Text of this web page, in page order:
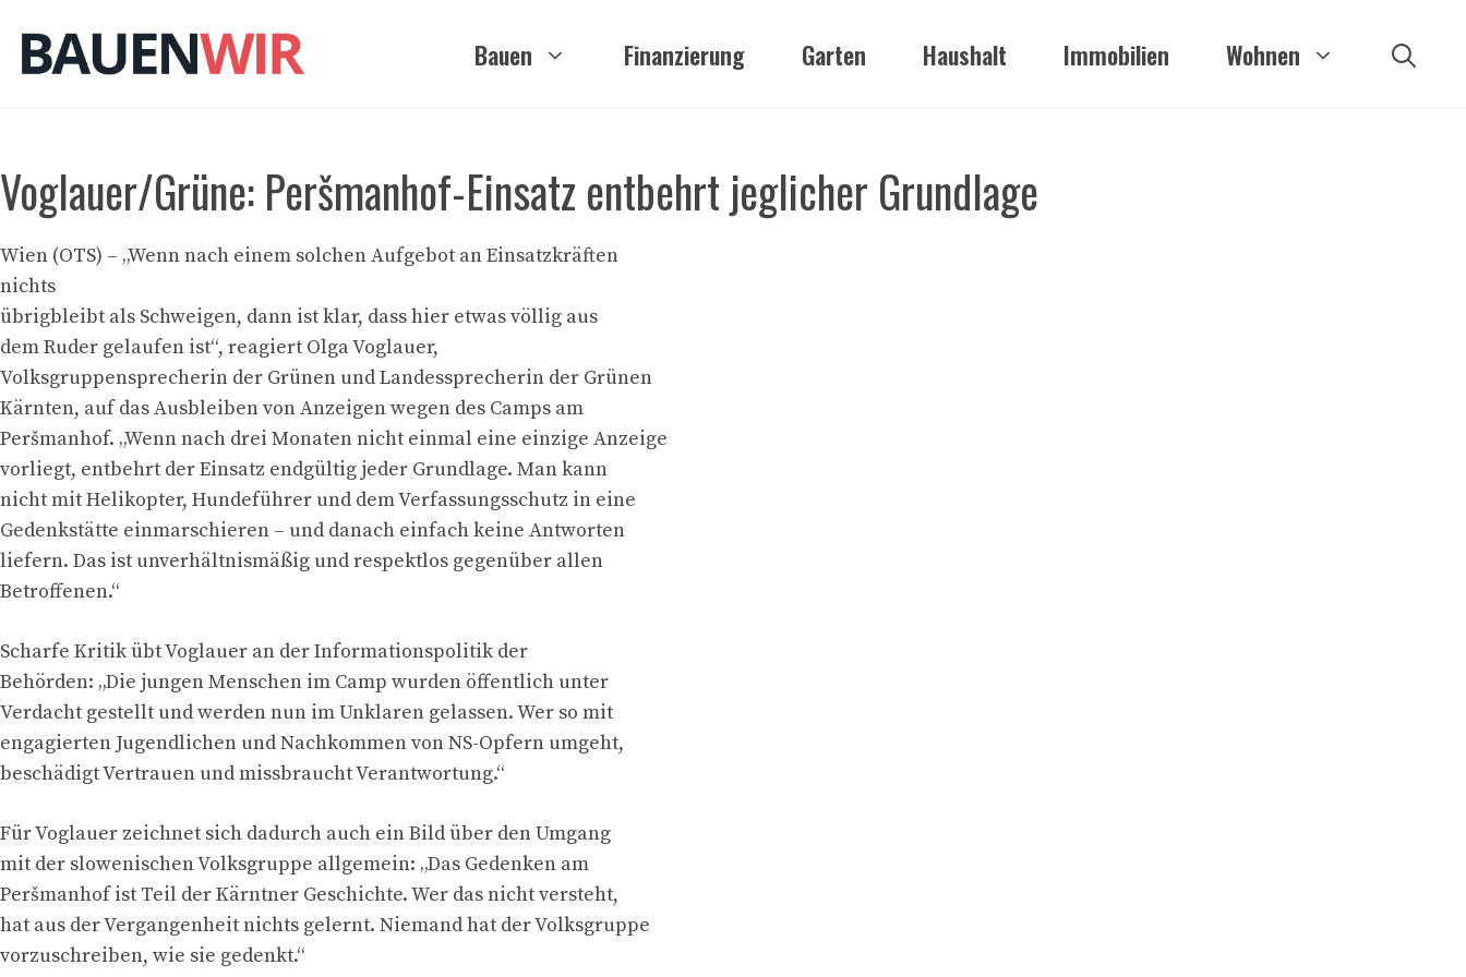
Inhalt
springen
Bauen Finanzierung Garten Haushalt Immobilien Wohnen
Voglauer/Grüne: Peršmanhof-Einsatz entbehrt jeglicher Grundlage
Wien (OTS) – „Wenn nach einem solchen Aufgebot an Einsatzkräften
nichts
übrigbleibt als Schweigen, dann ist klar, dass hier etwas völlig aus
dem Ruder gelaufen ist“, reagiert Olga Voglauer,
Volksgruppensprecherin der Grünen und Landessprecherin der Grünen
Kärnten, auf das Ausbleiben von Anzeigen wegen des Camps am
Peršmanhof. „Wenn nach drei Monaten nicht einmal eine einzige Anzeige
vorliegt, entbehrt der Einsatz endgültig jeder Grundlage. Man kann
nicht mit Helikopter, Hundeführer und dem Verfassungsschutz in eine
Gedenkstätte einmarschieren – und danach einfach keine Antworten
liefern. Das ist unverhältnismäßig und respektlos gegenüber allen
Betroffenen.“
Scharfe Kritik übt Voglauer an der Informationspolitik der
Behörden: „Die jungen Menschen im Camp wurden öffentlich unter
Verdacht gestellt und werden nun im Unklaren gelassen. Wer so mit
engagierten Jugendlichen und Nachkommen von NS-Opfern umgeht,
beschädigt Vertrauen und missbraucht Verantwortung.“
Für Voglauer zeichnet sich dadurch auch ein Bild über den Umgang
mit der slowenischen Volksgruppe allgemein: „Das Gedenken am
Peršmanhof ist Teil der Kärntner Geschichte. Wer das nicht versteht,
hat aus der Vergangenheit nichts gelernt. Niemand hat der Volksgruppe
vorzuschreiben, wie sie gedenkt.“